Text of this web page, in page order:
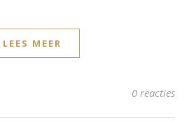
LEES MEER
0 reacties